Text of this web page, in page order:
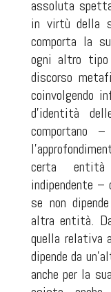
assoluta
in virtù della
comporta la
ogni altro
discorso
coinvolgendo
d’identità
comportano
certa entità
indipendente
se non
altra entità.
quella relativa
dipende da
anche per la